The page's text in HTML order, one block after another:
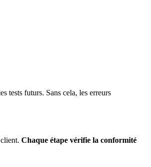
tests futurs. Sans cela, les erreurs
Chaque étape vérifie la conformité